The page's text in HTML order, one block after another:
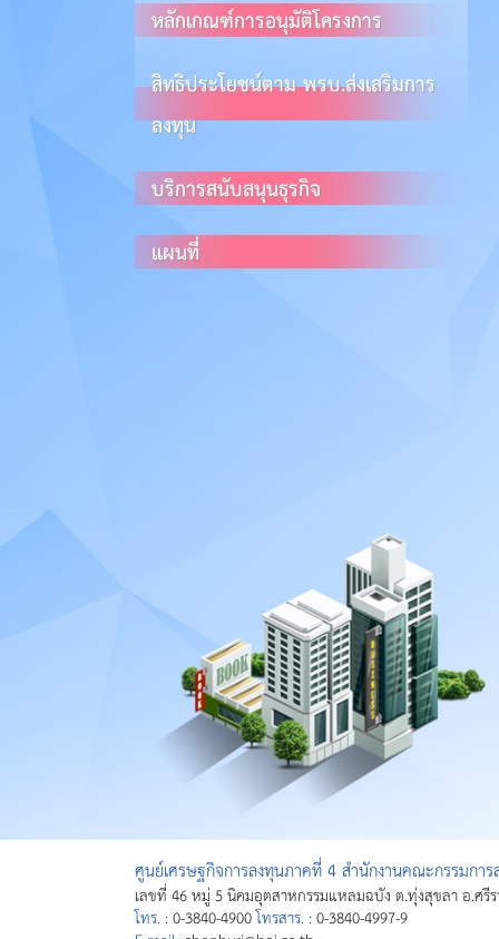
หลักเกณฑ์การอนุมัติโครงการ
สิทธิประโยชน์ตาม พรบ.ส่งเสริมการ
ลงทุน
บริการสนับสนุนธุรกิจ
แผนที่
ศูนย์เศรษฐกิจการลงทุนภาคที่ 4 สำนักงานคณะกรรมการ
เลขที่ 46 หมู่ 5 นิคมอุตสาหกรรมแหลมฉบัง ต.ทุ่งสุขลา อ.ศรี
โทร. :0-3840-4900โทรสาร. :0-3840-4997-9